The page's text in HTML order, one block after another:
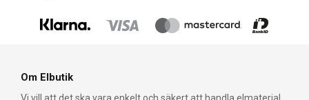
Om Elbutik